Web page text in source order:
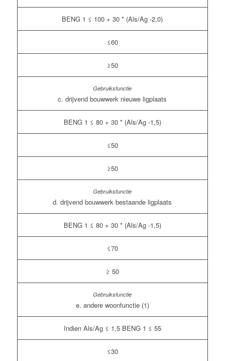
BENG 1 ≤ 100 + 30 * (Als/Ag -2,0)
≤60
≥50
c. drijvend bouwwerk nieuwe ligplaats
BENG 1 ≤ 80 + 30 * (Als/Ag -1,5)
≤50
≥50
d. drijvend bouwwerk bestaande ligplaats
BENG 1 ≤ 80 + 30 * (Als/Ag -1,5)
≤70
≥ 50
e. andere woonfunctie (1)
Indien Als/Ag ≤ 1,5 BENG 1 ≤ 55
≤30